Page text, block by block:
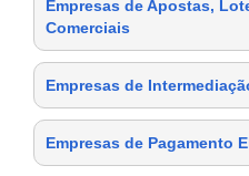
Empresas de Apostas,
Comerciais
Empresas de
Empresas de Pagamento